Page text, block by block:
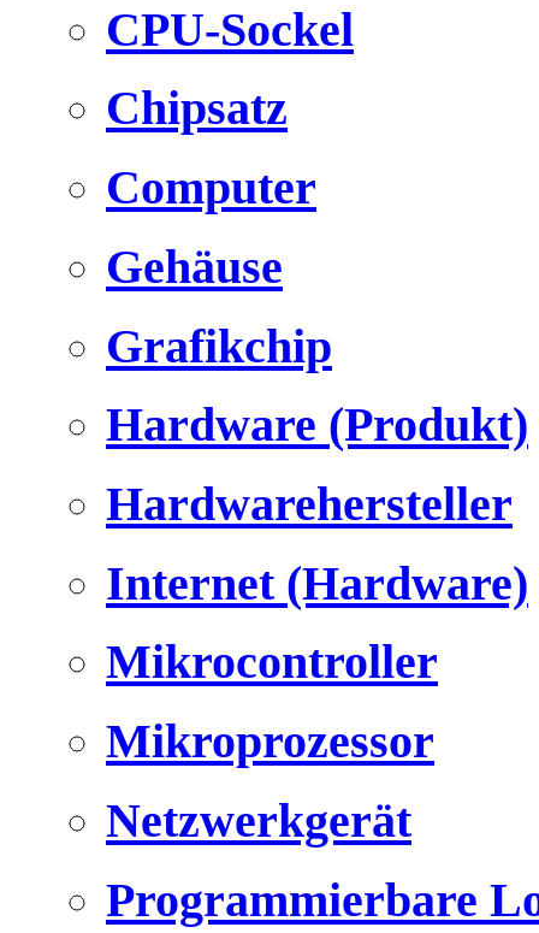
CPU-Sockel
Chipsatz
Computer
Gehäuse
Grafikchip
Hardware (Produkt)
Hardwarehersteller
Internet (Hardware)
Mikrocontroller
Mikroprozessor
Netzwerkgerät
Programmierbare